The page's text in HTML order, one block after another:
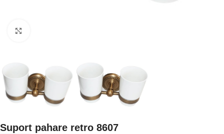
Suport pahare retro 8607